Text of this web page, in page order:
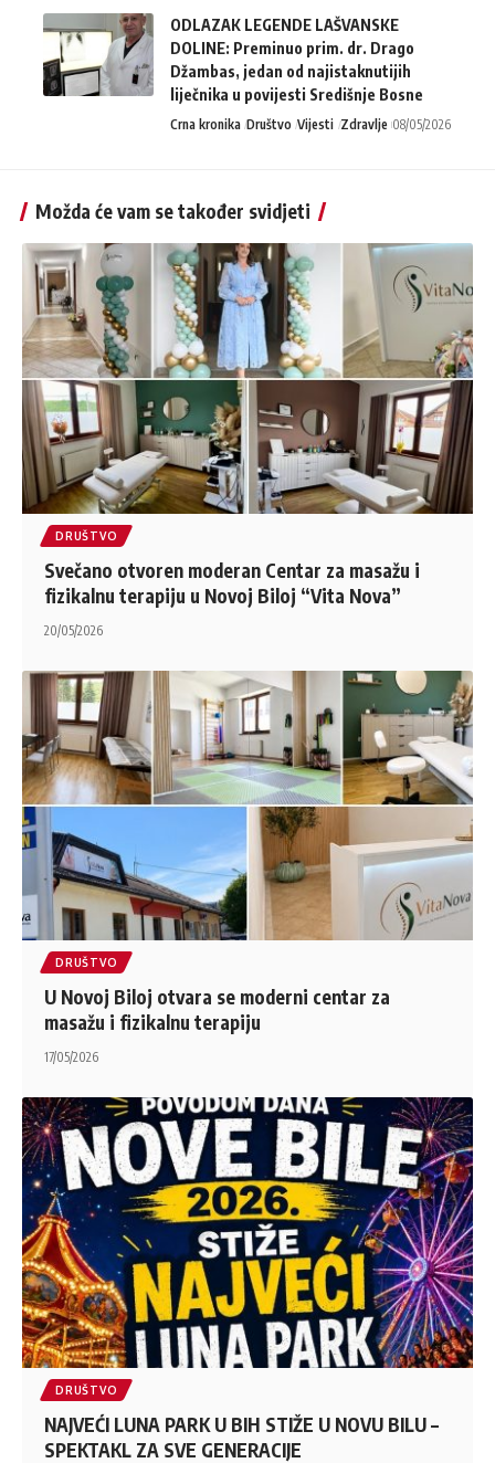
ODLAZAK LEGENDE LAŠVANSKE
DOLINE: Preminuo prim. dr. Drago
Džambas, jedan od najistaknutijih
liječnika u povijesti Središnje Bosne
Crna kronika Društvo Vijesti Zdravlje 08/05/2026
Možda će vam se također svidjeti
DRUŠTVO
Svečano otvoren moderan Centar za masažu i
fizikalnu terapiju u Novoj Biloj “Vita Nova”
20/05/2026
DRUŠTVO
U Novoj Biloj otvara se moderni centar za
masažu i fizikalnu terapiju
17/05/2026
DRUŠTVO
NAJVEĆI LUNA PARK U BIH STIŽE U NOVU BILU –
SPEKTAKL ZA SVE GENERACIJE